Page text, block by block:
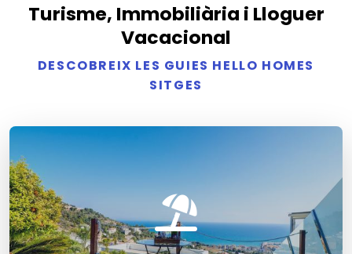
Turisme, Immobiliària i Lloguer
Vacacional
DESCOBREIX LES GUIES HELLO HOMES
SITGES